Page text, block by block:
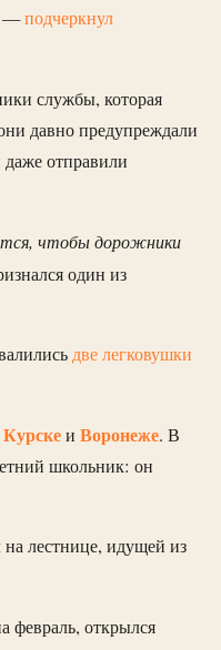
—подчеркнул
службы, которая
давно предупреждали
даже отправили
чтобы дорожники
один из
две легковушки
Курскеи Воронеже. В
школьник: он
на лестнице, идущей из
февраль, открылся